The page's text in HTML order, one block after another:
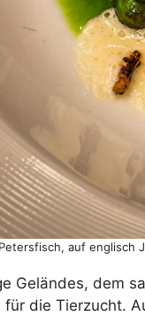
auf englisch
Geländes, dem
die Tierzucht.